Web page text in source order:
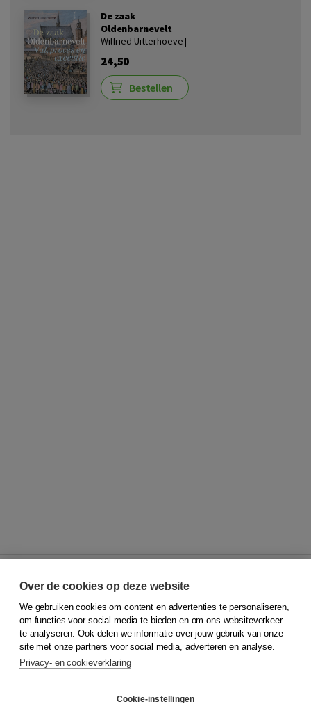
De zaak
Oldenbarnevelt
Wilfried Uitterhoeve |
24,50
Bestellen
© 2026Koninklijke Boom uitgevers
Klantenservice
Service & informatie
Contact
Over de cookies op deze website
We gebruiken cookies om content en advertenties te personaliseren,
om functies voor social media te bieden en om ons websiteverkeer
te analyseren. Ook delen we informatie over jouw gebruik van onze
site met onze partners voor social media, adverteren en analyse.
Privacy- en cookieverklaring
Cookie-instellingen